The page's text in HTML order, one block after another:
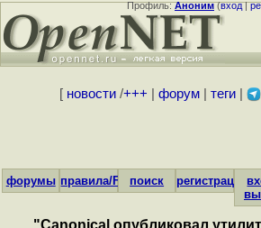
Профиль:Аноним(вход|
[ новости/+++ форум| теги|
форумы правила/FAQпоиск регистрация
"Canonical опубликовал